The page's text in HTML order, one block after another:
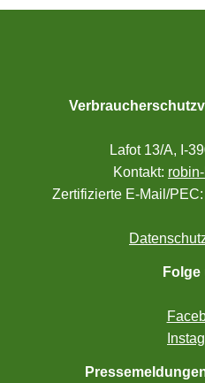
Lafot 13/A, I-
Kontakt:
Zertifizierte E-Mail/PEC:
Folge